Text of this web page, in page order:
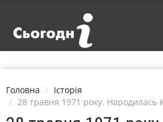
Головна
Історія
28 травня 1971 року.